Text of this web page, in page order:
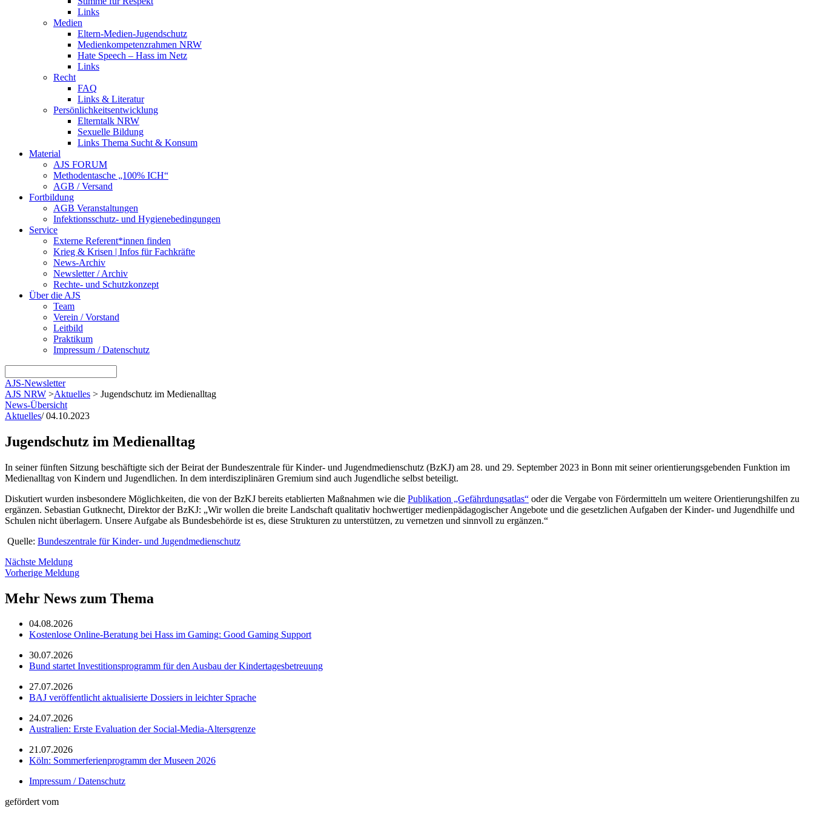
Links
Medien
Eltern-Medien-Jugendschutz
Medienkompetenzrahmen NRW
Hate Speech – Hass im Netz
Links
Recht
FAQ
Links & Literatur
Persönlichkeitsentwicklung
Elterntalk NRW
Sexuelle Bildung
Links Thema Sucht & Konsum
Material
AJS FORUM
Methodentasche „100% ICH“
AGB / Versand
Fortbildung
AGB Veranstaltungen
Infektionsschutz- und Hygienebedingungen
Service
Externe Referent*innen finden
Krieg & Krisen | Infos für Fachkräfte
News-Archiv
Newsletter / Archiv
Rechte- und Schutzkonzept
Über die AJS
Team
Verein / Vorstand
Leitbild
Praktikum
Impressum / Datenschutz
AJS-Newsletter
AJS NRW >Aktuelles > Jugendschutz im Medienalltag
News-Übersicht
Aktuelles/04.10.2023
Jugendschutz im Medienalltag
In seiner fünften Sitzung beschäftigte sich der Beirat der Bundeszentrale für Kinder- und Jugendmedienschutz (BzKJ) am 28. und 29. September 2023 in Bonn mit seiner orientierungsgebenden Funktion im
Medienalltag von Kindern und Jugendlichen. In dem interdisziplinären Gremium sind auch Jugendliche selbst beteiligt.
Diskutiert wurden insbesondere Möglichkeiten, die von der BzKJ bereits etablierten Maßnahmen wie die Publikation „Gefährdungsatlas“ oder die Vergabe von Fördermitteln um weitere Orientierungshilfen zu
ergänzen. Sebastian Gutknecht, Direktor der BzKJ: „Wir wollen die breite Landschaft qualitativ hochwertiger medienpädagogischer Angebote und die gesetzlichen Aufgaben der Kinder- und Jugendhilfe und
Schulen nicht überlagern. Unsere Aufgabe als Bundesbehörde ist es, diese Strukturen zu unterstützen, zu vernetzen und sinnvoll zu ergänzen.“
Quelle: Bundeszentrale für Kinder- und Jugendmedienschutz
Nächste Meldung
Vorherige Meldung
Mehr News zum Thema
04.08.2026
Kostenlose Online-Beratung bei Hass im Gaming: Good Gaming Support
30.07.2026
Bund startet Investitionsprogramm für den Ausbau der Kindertagesbetreuung
27.07.2026
BAJ veröffentlicht aktualisierte Dossiers in leichter Sprache
24.07.2026
Australien: Erste Evaluation der Social-Media-Altersgrenze
21.07.2026
Köln: Sommerferienprogramm der Museen 2026
Impressum / Datenschutz
gefördert vom